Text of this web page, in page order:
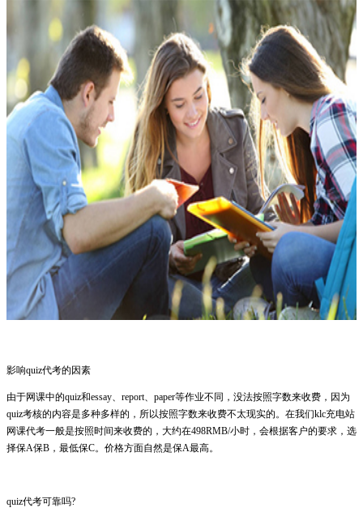
影响quiz代考的因素
由于网课中的quiz和essay、report、paper等作业不同，没法按照字数来收费，因为
quiz考核的内容是多种多样的，所以按照字数来收费不太现实的。在我们klc充电站
网课代考一般是按照时间来收费的，大约在498RMB/小时，会根据客户的要求，选
择保A保B，最低保C。价格方面自然是保A最高。
quiz代考可靠吗?